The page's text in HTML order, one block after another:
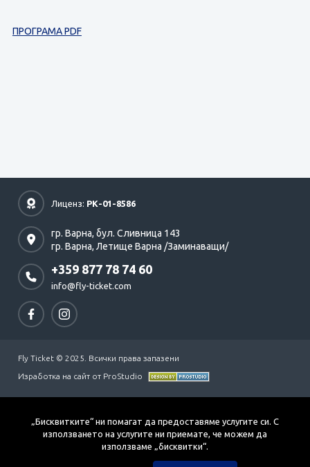
ПРОГРАМА PDF
Лиценз: РК-01-8586
гр. Варна, бул. Сливница 143
гр. Варна, Летище Варна /Заминаващи/
+359 877 78 74 60
info@fly-ticket.com
Fly Ticket © 2025. Всички права запазени
Изработка на сайт от ProStudio
„Бисквитките“ ни помагат да предоставяме услугите си. С
използването на услугите ни приемате, че можем да
използваме „бисквитки“.